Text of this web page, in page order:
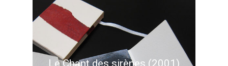
Le Chant des sirènes (2001)